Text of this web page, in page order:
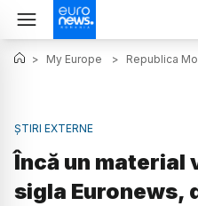
> My Europe > Republica
ȘTIRI EXTERNE
Încă un material
sigla Euronews,